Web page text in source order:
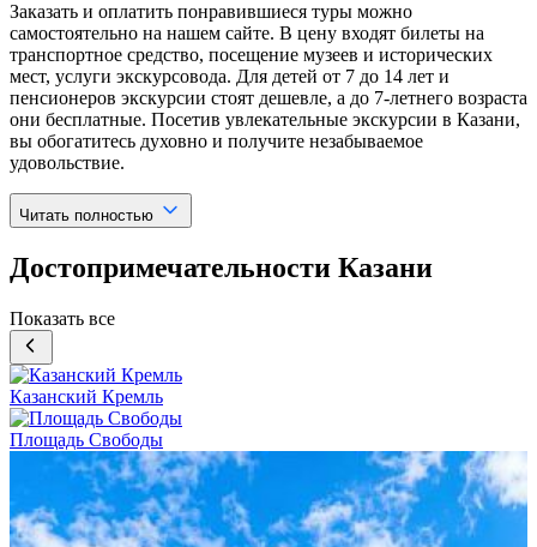
Заказать и оплатить понравившиеся туры можно
самостоятельно на нашем сайте. В цену входят билеты на
транспортное средство, посещение музеев и исторических
мест, услуги экскурсовода. Для детей от 7 до 14 лет и
пенсионеров экскурсии стоят дешевле, а до 7-летнего возраста
они бесплатные. Посетив увлекательные экскурсии в Казани,
вы обогатитесь духовно и получите незабываемое
удовольствие.
Читать полностью
Достопримечательности Казани
Показать все
Казанский Кремль
Площадь Свободы